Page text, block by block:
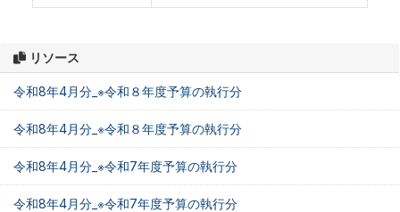
リソース
令和8年4月分_※令和８年度予算の執行分
令和8年4月分_※令和８年度予算の執行分
令和8年4月分_※令和7年度予算の執行分
令和8年4月分_※令和7年度予算の執行分